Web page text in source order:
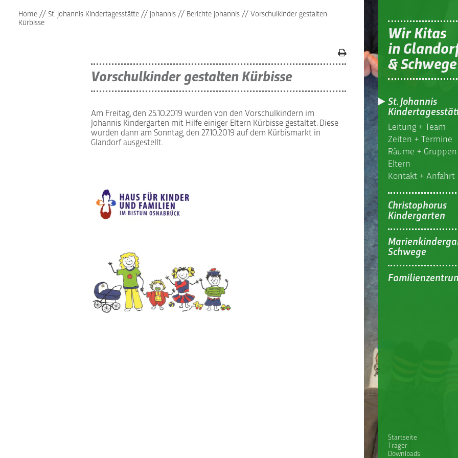
Wir Kitas
in
& Schwege
St. Johannis
Leitung + Team
Zeiten + Termine
Räume + Gruppen
Eltern
Kontakt + Anfahrt
Christophorus
Kindergarten
Schwege
Startseite
Träger
Downloads
Home// St. Johannis Kindertagesstätte// Johannis// Berichte Johannis// Vorschulkinder gestalten
Kürbisse
Vorschulkinder gestalten Kürbisse
Am Freitag, den 25.10.2019 wurden von den Vorschulkindern im
Johannis Kindergarten mit Hilfe einiger Eltern Kürbisse gestaltet. Diese
wurden dann am Sonntag, den 27.10.2019 auf dem Kürbismarkt in
Glandorf ausgestellt.